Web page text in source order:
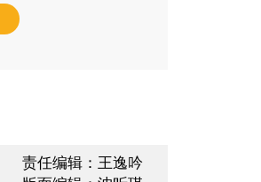
责任编辑：王逸吟